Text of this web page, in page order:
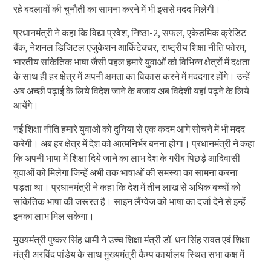
रहे बदलावों की चुनौती का सामना करने में भी इससे मदद मिलेगी।
प्रधानमंत्री ने कहा कि विद्या प्रवेश, निष्ठा-2, सफल, एकेडमिक क्रेडिट
बैंक, नेशनल डिजिटल एजुकेशन आर्किटेक्चर, राष्ट्रीय शिक्षा नीति फोरम,
भारतीय सांकेतिक भाषा जैसी पहल हमारे युवाओं को विभिन्न क्षेत्रों में दक्षता
के साथ ही हर क्षेत्र में अपनी क्षमता का विकास करने में मददगार होंगे। उन्हें
अब अच्छी पढ़ाई के लिये विदेश जाने के बजाय अब विदेशी यहां पढ़ने के लिये
आयेंगे।
नई शिक्षा नीति हमारे युवाओं को दुनिया से एक कदम आगे सोचने में भी मदद
करेगी। अब हर क्षेत्र में देश को आत्मनिर्भर बनना होगा। प्रधानमंत्री ने कहा
कि अपनी भाषा में शिक्षा दिये जाने का लाभ देश के गरीब पिछड़े आदिवासी
युवाओं को मिलेगा जिन्हें अभी तक भाषाओं की समस्या का सामना करना
पड़ता था। प्रधानमंत्री ने कहा कि देश में तीन लाख से अधिक बच्चों को
सांकेतिक भाषा की जरूरत है। साइन लैंग्वेज को भाषा का दर्जा देने से इन्हें
इनका लाभ मिल सकेगा।
मुख्यमंत्री पुष्कर सिंह धामी ने उच्च शिक्षा मंत्री डॉ. धन सिंह रावत एवं शिक्षा
मंत्री अरविंद पांडेय के साथ मुख्यमंत्री कैम्प कार्यालय स्थित सभा कक्ष में